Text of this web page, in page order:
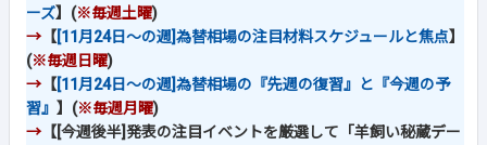
ーズ】(※毎週土曜)
→ 【[11月24日～の週]為替相場の注目材料スケジュールと焦点】
(※毎週日曜)
→ 【[11月24日～の週]為替相場の『先週の復習』と『今週の予
習』 】(※毎週月曜)
→ 【[今週後半]発表の注目イベントを厳選して「羊飼い秘蔵デー